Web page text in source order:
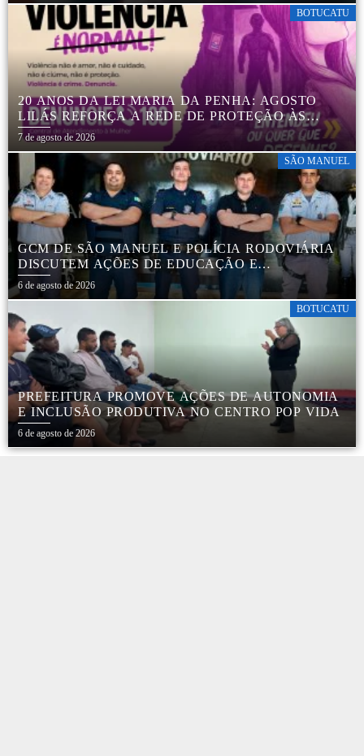
BOTUCATU
20 ANOS DA LEI MARIA DA PENHA: AGOSTO
LILÁS REFORÇA A REDE DE PROTEÇÃO ÀS
MULHERES EM BOTUCATU
7 de agosto de 2026
SÃO MANUEL
GCM DE SÃO MANUEL E POLÍCIA RODOVIÁRIA
DISCUTEM AÇÕES DE EDUCAÇÃO E
SEGURANÇA NO TRÂNSITO
6 de agosto de 2026
BOTUCATU
PREFEITURA PROMOVE AÇÕES DE AUTONOMIA
E INCLUSÃO PRODUTIVA NO CENTRO POP VIDA
6 de agosto de 2026